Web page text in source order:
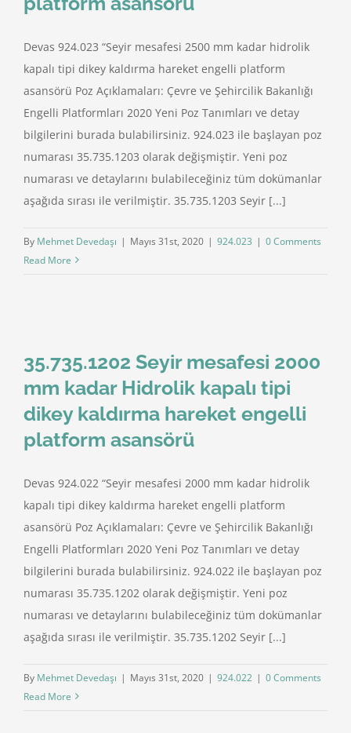
Devas 924.023 “Seyir mesafesi 2500 mm kadar hidrolik
kapalı tipi dikey kaldırma hareket engelli platform
asansörü Poz Açıklamaları: Çevre ve Şehircilik Bakanlığı
Engelli Platformları 2020 Yeni Poz Tanımları ve detay
bilgilerini burada bulabilirsiniz. 924.023 ile başlayan poz
numarası 35.735.1203 olarak değişmiştir. Yeni poz
numarası ve detaylarını bulabileceğiniz tüm dokümanlar
aşağıda sırası ile verilmiştir. 35.735.1203 Seyir [...]
By Mehmet Devedaşı | Mayıs 31st, 2020 | 924.023 | 0 Comments
Read More
35.735.1202 Seyir mesafesi 2000
mm kadar Hidrolik kapalı tipi
dikey kaldırma hareket engelli
platform asansörü
Devas 924.022 “Seyir mesafesi 2000 mm kadar hidrolik
kapalı tipi dikey kaldırma hareket engelli platform
asansörü Poz Açıklamaları: Çevre ve Şehircilik Bakanlığı
Engelli Platformları 2020 Yeni Poz Tanımları ve detay
bilgilerini burada bulabilirsiniz. 924.022 ile başlayan poz
numarası 35.735.1202 olarak değişmiştir. Yeni poz
numarası ve detaylarını bulabileceğiniz tüm dokümanlar
aşağıda sırası ile verilmiştir. 35.735.1202 Seyir [...]
By Mehmet Devedaşı | Mayıs 31st, 2020 | 924.022 | 0 Comments
Read More